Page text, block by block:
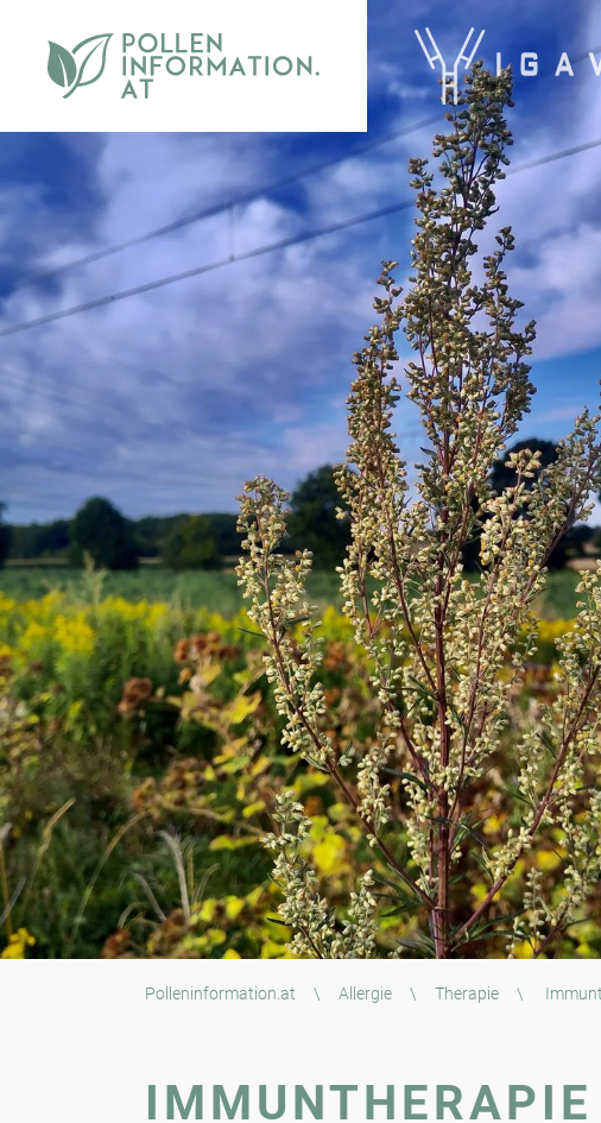
Polleninformation.at \ Allergie \ Therapie \